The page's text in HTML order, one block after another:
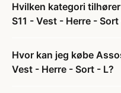
Hvilken kategori
S11 - Vest - Herre - Sort
Hvor kan jeg købe
Vest - Herre - Sort - L?